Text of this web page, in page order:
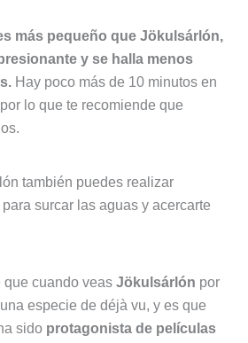
más pequeño que Jökulsárlón,
y se halla menos
Hay poco más de 10 minutos en
lo que te recomiende que
también puedes realizar
surcar las aguas y acercarte
que cuando veas Jökulsárlón por
especie de déjà vu, y es que
sido protagonista de películas